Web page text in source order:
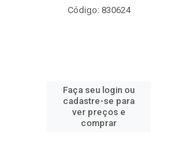
Código: 830624
Faça seu login ou
cadastre-se para
ver preços e
comprar